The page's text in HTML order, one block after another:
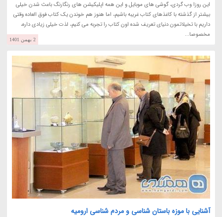
این روزا وب گردی، گوشی های موبایل و این همه اپلیکیشن های رنگارنگ باعث شدن خیلی
بیشتر از گذشته با کاغذهای کتاب غریبه باشیم، اما هنوز هم خوندن یک کتاب فوق العاده وقتی
داریم با تخیلاتمون دنیای تعریف شده اون کتاب را تجربه می کنیم، لذت خیلی زیادی داره،
مخصوصا...
2 بهمن 1401
آشنایی با موزه باستان شناسی و مردم شناسی ارومیه